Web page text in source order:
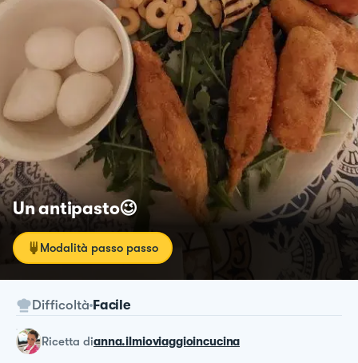
Un antipasto😉
Modalità passo passo
Difficoltà Facile
ricetta dianna.ilmioviaggioincucina